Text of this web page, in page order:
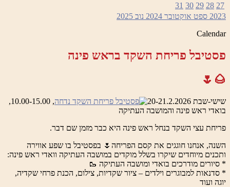
27
28
29
30
31
2023 ספט אוקטובר 2024 נוב 2025
Calendar
פסטיבל פריחת השקד בראש פינה
🌰🌷
שישי-שבת 20-21.2.2026
, 10.00-15.00,
בואדי ראש פינה והמושבה העתיקה
פריחת עצי השקד בנחל ראש פינה היא כבר מזמן שם דבר.
השנה, אנחנו חוגגים את קסם הפריחה🌷 בפסטיבל בו שפע אווירה
ותכנים מיוחדים שיקרו בשלל מוקדים במושבה העתיקה וואדי ראש פינה:
* סיורים מודרכים בואדי ומושבה העתיקה 🥾
* סדנאות למבוגרים וילדים – ציור שקדיות, צילום, הכנת פרחי שקדיה,
יוגה ועוד